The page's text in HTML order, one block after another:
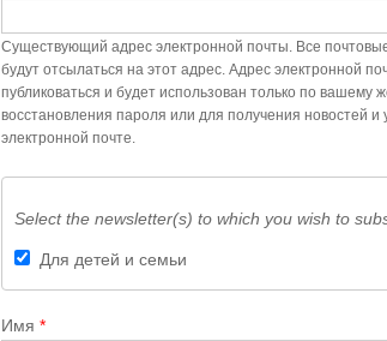
Существующий адрес электронной почты. Все
будут отсылаться на этот адрес. Адрес электронной
публиковаться и будет использован только по вашему
восстановления пароля или для получения новостей и
электронной почте.
Select the newsletter(s) to which you wish to
Для детей и семьи
Имя *